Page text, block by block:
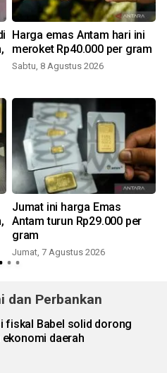
Harga emas Antam hari ini
meroket Rp40.000 per gram
Sabtu, 8 Agustus 2026
Jumat ini harga Emas
Antam turun Rp29.000 per
gram
Jumat, 7 Agustus 2026
dan Perbankan
fiskal Babel solid dorong
daerah